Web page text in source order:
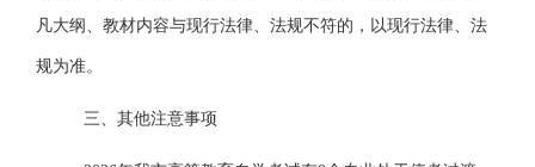
凡大纲、教材内容与现行法律、法规不符的，以现行法律、法
规为准。
三、其他注意事项